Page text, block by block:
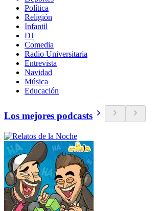
Política
Religión
Infantil
DJ
Comedia
Radio Universitaria
Entrevista
Navidad
Música
Educación
Los mejores podcasts